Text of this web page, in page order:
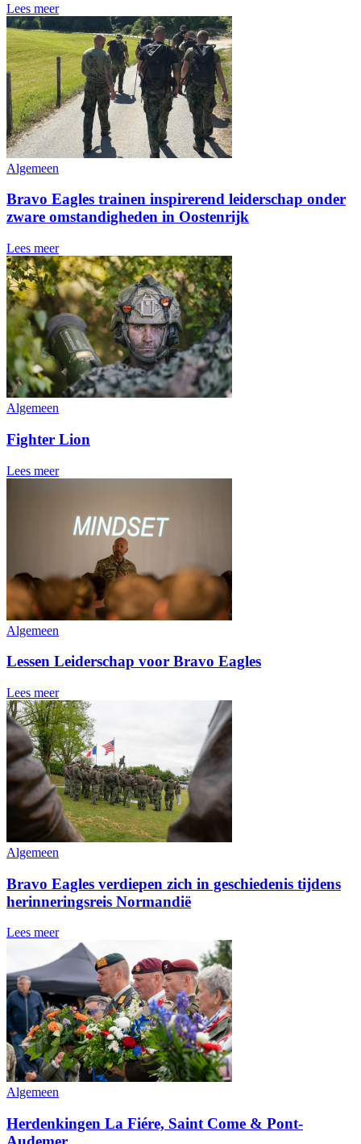
Lees meer
Algemeen
Bravo Eagles trainen inspirerend leiderschap onder
zware omstandigheden in Oostenrijk
Lees meer
Algemeen
Fighter Lion
Lees meer
Algemeen
Lessen Leiderschap voor Bravo Eagles
Lees meer
Algemeen
Bravo Eagles verdiepen zich in geschiedenis tijdens
herinneringsreis Normandië
Lees meer
Algemeen
Herdenkingen La Fiére, Saint Come & Pont-